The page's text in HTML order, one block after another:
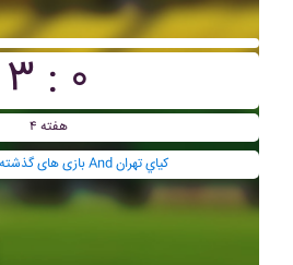
۳ : ۰
هفته ۴
بازی های گذشته اوحدي مراغه And کياي تهران